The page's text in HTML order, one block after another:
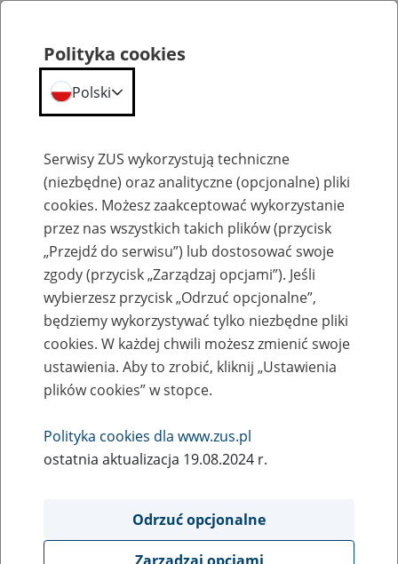
Szkolenia
Zaproś ZUS do siebie - zakładanie profili
eZUS w siedzibie Twojej firmy
Rodzaj wydarzenia
Szkolenia
Obszar merytoryczny
obsługa klientów
Polityka cookies
Polski
Serwisy ZUS wykorzystują techniczne
(niezbędne) oraz analityczne (opcjonalne) pliki
cookies. Możesz zaakceptować wykorzystanie
przez nas wszystkich takich plików (przycisk
„Przejdź do serwisu”) lub dostosować swoje
zgody (przycisk „Zarządzaj opcjami”). Jeśli
wybierzesz przycisk „Odrzuć opcjonalne”,
będziemy wykorzystywać tylko niezbędne pliki
cookies. W każdej chwili możesz zmienić swoje
ustawienia. Aby to zrobić, kliknij „Ustawienia
plików cookies” w stopce.
Polityka cookies dla www.zus.pl
ostatnia aktualizacja 19.08.2024 r.
Odrzuć opcjonalne